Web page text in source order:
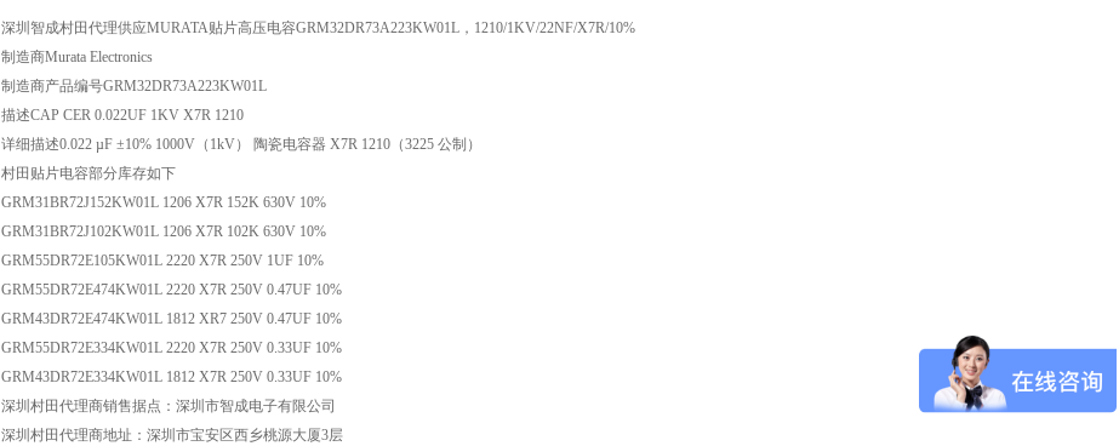
深圳智成村田代理供应MURATA贴片高压电容GRM32DR73A223KW01L，1210/1KV/22NF/X7R/10%
制造商Murata Electronics
制造商产品编号GRM32DR73A223KW01L
描述CAP CER 0.022UF 1KV X7R 1210
详细描述0.022 µF ±10% 1000V（1kV） 陶瓷电容器 X7R 1210（3225 公制）
村田贴片电容部分库存如下
GRM31BR72J152KW01L 1206 X7R 152K 630V 10%
GRM31BR72J102KW01L 1206 X7R 102K 630V 10%
GRM55DR72E105KW01L 2220 X7R 250V 1UF 10%
GRM55DR72E474KW01L 2220 X7R 250V 0.47UF 10%
GRM43DR72E474KW01L 1812 XR7 250V 0.47UF 10%
GRM55DR72E334KW01L 2220 X7R 250V 0.33UF 10%
GRM43DR72E334KW01L 1812 X7R 250V 0.33UF 10%
深圳村田代理商销售据点：深圳市智成电子有限公司
深圳村田代理商地址：深圳市宝安区西乡桃源大厦3层